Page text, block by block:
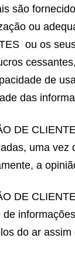
são
ou
ou os
de
das
DE
uma vez
a
DE
de
do ar